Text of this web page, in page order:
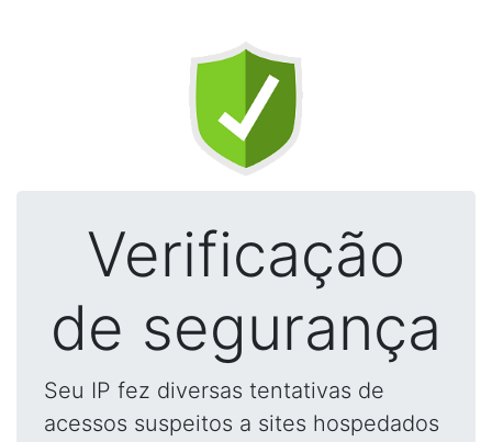
Verificação
de segurança
Seu IP fez diversas tentativas de
acessos suspeitos a sites hospedados